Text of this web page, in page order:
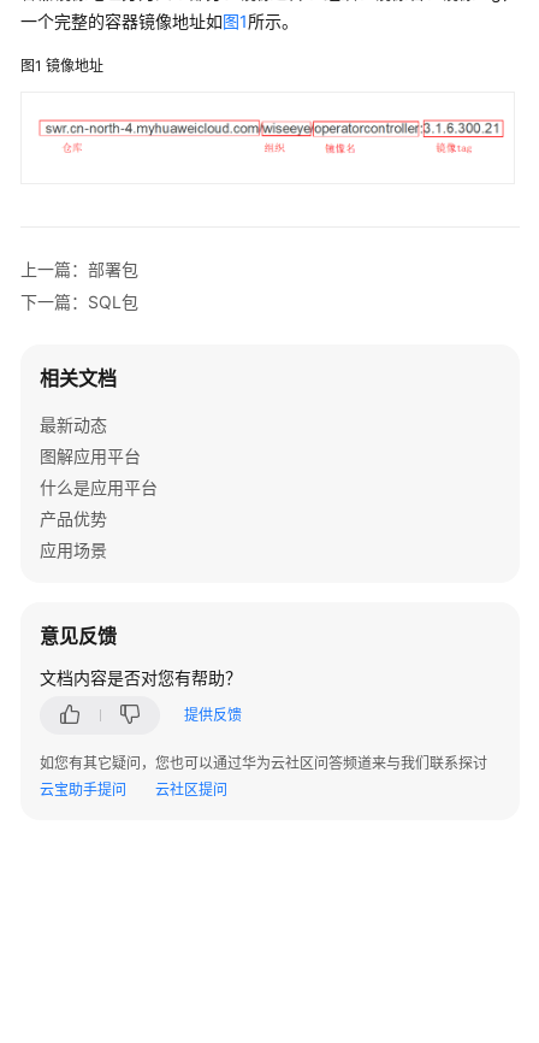
计
明
门
用
准
备
AppStage
用
（AI
原
用
引
一个完整的容器镜像地址如图1所示。
图1 镜像地址
上一篇：部署包
下一篇：SQL包
相关文档
最新动态
图解应用平台
什么是应用平台
产品优势
应用场景
意见反馈
文档内容是否对您有帮助？
提供反馈
如您有其它疑问，您也可以通过华为云社区问答频道来与我们联系探讨
云宝助手提问
云社区提问